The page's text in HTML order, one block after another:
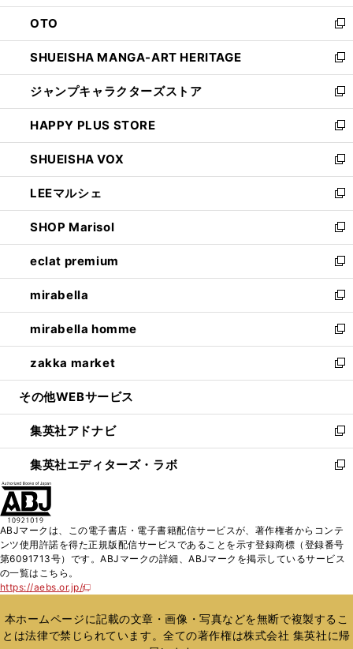
ウ
で
開
く
ン
ド
ウ
で
開
く
OTO
新
し
い
ウ
ィ
ン
ド
ウ
で
開
く
SHUEISHA MANGA-ART HERITAGE
新
し
い
ウ
ィ
ン
ド
ウ
で
開
く
ジャンプキャラクターズストア
新
し
い
ウ
ィ
ン
ド
ウ
で
開
く
HAPPY PLUS STORE
新
し
い
ウ
ィ
ン
ド
ウ
で
開
く
SHUEISHA VOX
新
し
い
ウ
ィ
ン
ド
ウ
で
開
く
LEEマルシェ
新
し
い
ウ
ィ
ン
ド
ウ
で
開
く
SHOP Marisol
新
し
い
ウ
ィ
ン
ド
ウ
で
開
eclat premium
新
し
い
ウ
ィ
ン
ド
ウ
開
く
mirabella
新
し
い
ウ
ィ
ン
ウ
で
開
く
mirabella homme
新
し
い
ウ
ン
ド
ウ
で
zakka market
新
し
ウ
ィ
ン
ド
く
その他WEBサービス
集英社アドナビ
新
し
い
ド
ウ
で
集英社エディターズ・ラボ
新
ィ
ン
ド
開
く
ABJマークは、この電子書店・電子書籍配信サービスが、著作権者からコンテ
ンツ使用許諾を得た正規版配信サービスであることを示す登録商標（登録番号
第6091713号）です。ABJマークの詳細、ABJマークを掲示しているサービス
の一覧はこちら。
https://aebs.or.jp/
新
い
ウ
ィ
本ホームページに記載の文章・画像・写真などを無断で複製するこ
とは法律で禁じられています。全ての著作権は株式会社 集英社に帰